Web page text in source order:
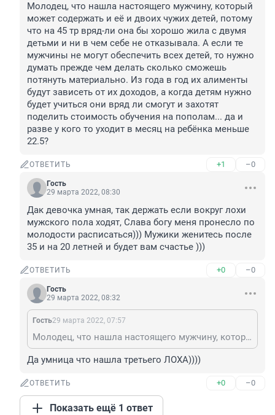
Молодец, что нашла настоящего мужчину, который
может содержать и её и двоих чужих детей, потому
что на 45 тр вряд-ли она бы хорошо жила с двумя
детьми и ни в чем себе не отказывала. А если те
мужчины не могут обеспечить всех детей, то нужно
думать прежде чем делать сколько сможешь
потянуть материально. Из года в год их алименты
будут зависеть от их доходов, а когда детям нужно
будет учиться они вряд ли смогут и захотят
поделить стоимость обучения на пополам... да и
разве у кого то уходит в месяц на ребёнка меньше
22.5?
ОТВЕТИТЬ +1 –0
Гость
29 марта 2022, 08:30
Дак девочка умная, так держать если вокруг лохи
мужского пола ходят, Слава богу меня пронесло по
молодости расписаться))) Мужики женитесь после
35 и на 20 летней и будет вам счастье )))
ОТВЕТИТЬ +0 –0
Гость
29 марта 2022, 08:32
Гость29 марта 2022, 07:57
Молодец, что нашла настоящего мужчину, который может содержать и её и двоих чужих детей, потому что на 45 тр вряд-ли она бы хорошо жила с двумя детьми и ни в чем себе не отказывала. А если те мужчины не могут обеспечить всех детей, то нужно думать прежде чем делать сколько сможешь потянуть материально. Из года в год их алименты будут зависеть от их доходов, а когда детям нужно будет учиться они вряд ли смогут и захотят поделить стоимость обучения на пополам... да и разве у кого то уходит в месяц на ребёнка меньше 22.5?
Да умница что нашла третьего ЛОХА))))
ОТВЕТИТЬ +0 –0
Показать ещё 1 ответ